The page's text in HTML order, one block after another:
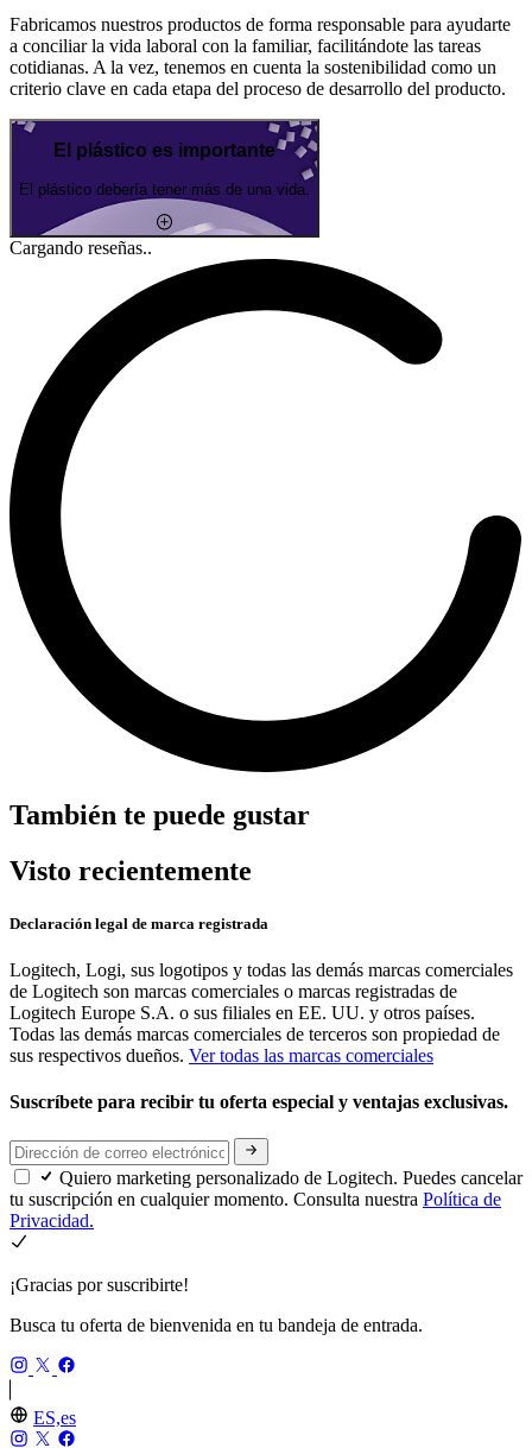
Fabricamos nuestros productos de forma responsable para ayudarte
a conciliar la vida laboral con la familiar, facilitándote las tareas
cotidianas. A la vez, tenemos en cuenta la sostenibilidad como un
criterio clave en cada etapa del proceso de desarrollo del producto.
El plástico es importante
El plástico debería tener más de una vida.
Cargando reseñas..
También te puede gustar
Visto recientemente
Declaración legal de marca registrada
Logitech, Logi, sus logotipos y todas las demás marcas comerciales
de Logitech son marcas comerciales o marcas registradas de
Logitech Europe S.A. o sus filiales en EE. UU. y otros países.
Todas las demás marcas comerciales de terceros son propiedad de
sus respectivos dueños. Ver todas las marcas comerciales
Suscríbete para recibir tu oferta especial y ventajas exclusivas.
Quiero marketing personalizado de Logitech. Puedes cancelar
tu suscripción en cualquier momento. Consulta nuestra Política de
Privacidad.
¡Gracias por suscribirte!
Busca tu oferta de bienvenida en tu bandeja de entrada.
ES,es